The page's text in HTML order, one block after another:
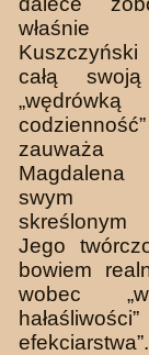
Kuszczyński
całą
swym
Jego
bowiem
wobec
efekciarstwa”.